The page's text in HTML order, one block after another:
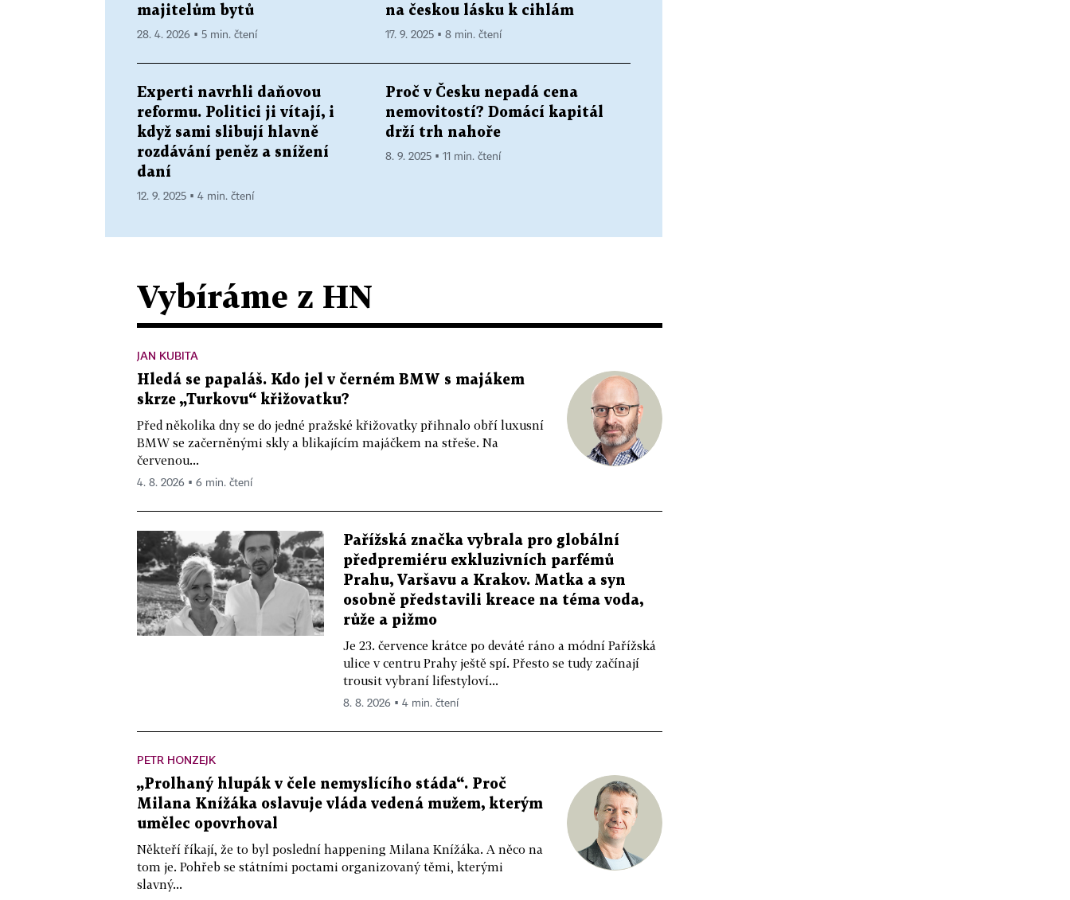
majitelům bytů
28. 4. 2026 ▪ 5 min. čtení
na českou lásku k cihlám
17. 9. 2025 ▪ 8 min. čtení
Experti navrhli daňovou
reformu. Politici ji vítají, i
když sami slibují hlavně
rozdávání peněz a snížení
daní
12. 9. 2025 ▪ 4 min. čtení
Proč v Česku nepadá cena
nemovitostí? Domácí kapitál
drží trh nahoře
8. 9. 2025 ▪ 11 min. čtení
Vybíráme z HN
JAN KUBITA
Hledá se papaláš. Kdo jel v černém BMW s majákem
skrze „Turkovu“ křižovatku?
Před několika dny se do jedné pražské křižovatky přihnalo obří luxusní
BMW se začerněnými skly a blikajícím majáčkem na střeše. Na
červenou...
4. 8. 2026 ▪ 6 min. čtení
Pařížská značka vybrala pro globální
předpremiéru exkluzivních parfémů
Prahu, Varšavu a Krakov. Matka a syn
osobně představili kreace na téma voda,
růže a pižmo
Je 23. července krátce po deváté ráno a módní Pařížská
ulice v centru Prahy ještě spí. Přesto se tudy začínají
trousit vybraní lifestyloví...
8. 8. 2026 ▪ 4 min. čtení
PETR HONZEJK
„Prolhaný hlupák v čele nemyslícího stáda“. Proč
Milana Knížáka oslavuje vláda vedená mužem, kterým
umělec opovrhoval
Někteří říkají, že to byl poslední happening Milana Knížáka. A něco na
tom je. Pohřeb se státními poctami organizovaný těmi, kterými
slavný...